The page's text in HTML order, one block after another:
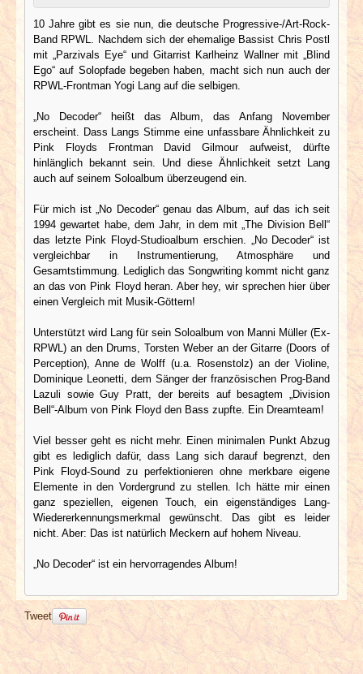
10 Jahre gibt es sie nun, die deutsche Progressive-/Art-Rock-
Band RPWL. Nachdem sich der ehemalige Bassist Chris Postl
mit „Parzivals Eye“ und Gitarrist Karlheinz Wallner mit „Blind
Ego“ auf Solopfade begeben haben, macht sich nun auch der
RPWL-Frontman Yogi Lang auf die selbigen.
„No Decoder“ heißt das Album, das Anfang November
erscheint. Dass Langs Stimme eine unfassbare Ähnlichkeit zu
Pink Floyds Frontman David Gilmour aufweist, dürfte
hinlänglich bekannt sein. Und diese Ähnlichkeit setzt Lang
auch auf seinem Soloalbum überzeugend ein.
Für mich ist „No Decoder“ genau das Album, auf das ich seit
1994 gewartet habe, dem Jahr, in dem mit „The Division Bell“
das letzte Pink Floyd-Studioalbum erschien. „No Decoder“ ist
vergleichbar in Instrumentierung, Atmosphäre und
Gesamtstimmung. Lediglich das Songwriting kommt nicht ganz
an das von Pink Floyd heran. Aber hey, wir sprechen hier über
einen Vergleich mit Musik-Göttern!
Unterstützt wird Lang für sein Soloalbum von Manni Müller (Ex-
RPWL) an den Drums, Torsten Weber an der Gitarre (Doors of
Perception), Anne de Wolff (u.a. Rosenstolz) an der Violine,
Dominique Leonetti, dem Sänger der französischen Prog-Band
Lazuli sowie Guy Pratt, der bereits auf besagtem „Division
Bell“-Album von Pink Floyd den Bass zupfte. Ein Dreamteam!
Viel besser geht es nicht mehr. Einen minimalen Punkt Abzug
gibt es lediglich dafür, dass Lang sich darauf begrenzt, den
Pink Floyd-Sound zu perfektionieren ohne merkbare eigene
Elemente in den Vordergrund zu stellen. Ich hätte mir einen
ganz speziellen, eigenen Touch, ein eigenständiges Lang-
Wiedererkennungsmerkmal gewünscht. Das gibt es leider
nicht. Aber: Das ist natürlich Meckern auf hohem Niveau.
„No Decoder“ ist ein hervorragendes Album!
Tweet